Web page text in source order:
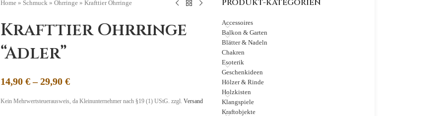
Home » Schmuck »Ohrringe »Krafttier Ohrringe
Krafttier Ohrringe
“Adler”
14,90€–29,90€
Kein Mehrwertsteuerausweis, da Kleinunternehmer nach §19 (1) UStG. zzgl.Versand
PRODUKT-KATEGORIEN
Accessoires
Balkon & Garten
Blätter & Nadeln
Chakren
Esoterik
Geschenkideen
Hölzer & Rinde
Holzkisten
Klangspiele
Kraftobjekte